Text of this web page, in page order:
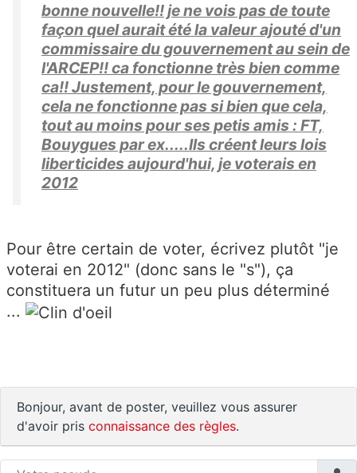
bonne nouvelle!! je ne vois pas de toute
façon quel aurait été la valeur ajouté d'un
commissaire du gouvernement au sein de
l'ARCEP!! ca fonctionne très bien comme
ca!! Justement, pour le gouvernement,
cela ne fonctionne pas si bien que cela,
tout au moins pour ses petis amis : FT,
Bouygues par ex.....Ils créent leurs lois
liberticides aujourd'hui, je voterais en
2012
Pour être certain de voter, écrivez plutôt "je
voterai en 2012" (donc sans le "s"), ça
constituera un futur un peu plus déterminé
...
Bonjour, avant de poster, veuillez vous assurer
d'avoir pris connaissance des règles.